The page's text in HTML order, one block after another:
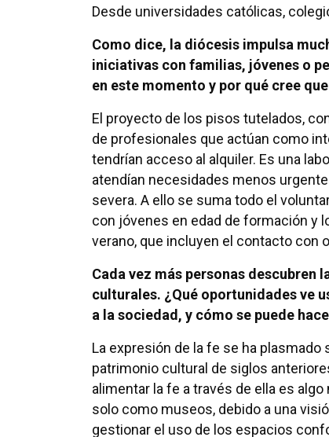
Desde universidades católicas,
Como dice, la diócesis impulsa
iniciativas con familias, jóvenes o
en este momento y por qué cree
El proyecto de los pisos tutelados,
de profesionales que actúan como
tendrían acceso al alquiler. Es una
atendían necesidades menos
severa. A ello se suma todo el
con jóvenes en edad de formación y
verano, que incluyen el contacto con
Cada vez más personas
culturales. ¿Qué oportunidades ve
a la sociedad, y cómo se puede
La expresión de la fe se ha
patrimonio cultural de siglos
alimentar la fe a través de ella es
solo como museos, debido a una
gestionar el uso de los espacios